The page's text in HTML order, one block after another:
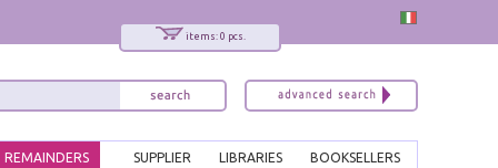
items: 0 pcs.
BOOKSELLERS
LIBRARIES
SUPPLIER
REMAINDERS